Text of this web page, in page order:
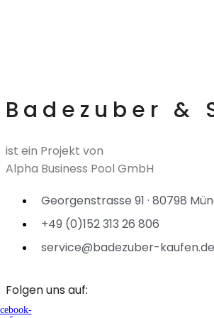
Badezuber &
ist ein Projekt von
Alpha Business Pool GmbH
Georgenstrasse 91 · 80798
+49 (0)152 313 26 806
service@badezuber-kaufen.de
Folgen uns auf: